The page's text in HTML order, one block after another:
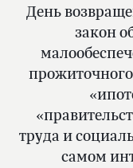
День
закон
труда и
самом